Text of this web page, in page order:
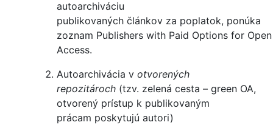
autoarchiváciu
publikovaných článkov za poplatok, ponúka
zoznam Publishers with Paid Options for Open
Access.
Autoarchivácia v otvorených
repozitároch (tzv. zelená cesta – green OA,
otvorený prístup k publikovaným
prácam poskytujú autori)